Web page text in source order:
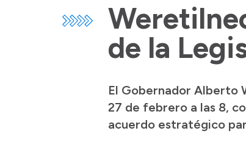
de la
El Gobernador Alberto
27 de febrero a las 8,
acuerdo estratégico